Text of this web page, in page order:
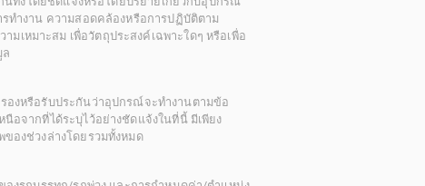
ทำงาน ความสอดคล้องหรือการปฏิบัติตาม
เหมาะสม เพื่อวัตถุประสงค์เฉพาะใดๆ หรือเพื่อ
ล
องหรือรับประกันว่าอุปกรณ์จะทำงานตามข้อ
อจากที่ได้ระบุไว้อย่างชัดแจ้งในที่นี้ มีเพียง
องช่วงล่างโดยรวมทั้งหมด